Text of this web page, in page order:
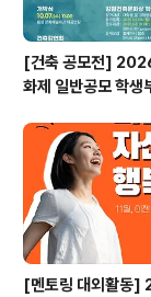
[건축 공모전]
화제 일반공모 학생
[멘토링 대외활동]